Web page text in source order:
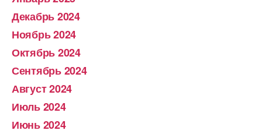
Декабрь 2024
Ноябрь 2024
Октябрь 2024
Сентябрь 2024
Август 2024
Июль 2024
Июнь 2024